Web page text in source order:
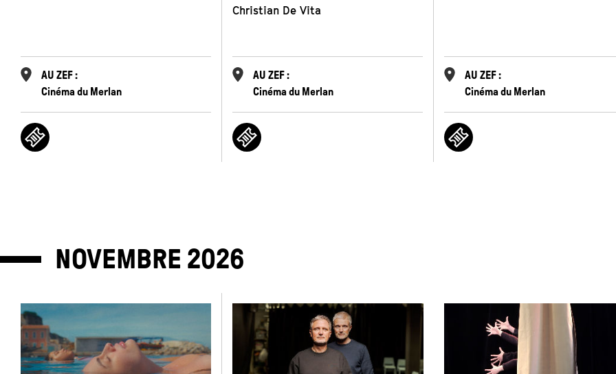
AU ZEF :
Cinéma du Merlan
Christian De Vita
AU ZEF :
Cinéma du Merlan
AU ZEF :
Cinéma du Merlan
NOVEMBRE 2026